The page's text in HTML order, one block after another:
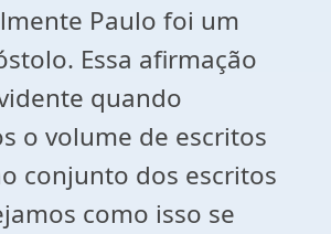
Paulo foi um
Essa afirmação
quando
o volume de escritos
conjunto dos escritos
como isso se